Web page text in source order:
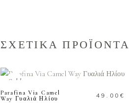
ΣΧΕΤΙΚΑ ΠΡΟΪΟΝΤΑ
Sold
Parafina Via Camel
Way Γυαλιά Ηλίου
49.00 €